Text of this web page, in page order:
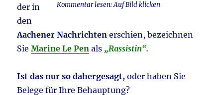
Kommentar lesen: Auf Bild klicken
der in
den
Aachener Nachrichten erschien, bezeichnen
SieMarine Le Pen als „Rassistin“.
Ist das nur so dahergesagt, oder haben Sie
Belege für Ihre Behauptung?